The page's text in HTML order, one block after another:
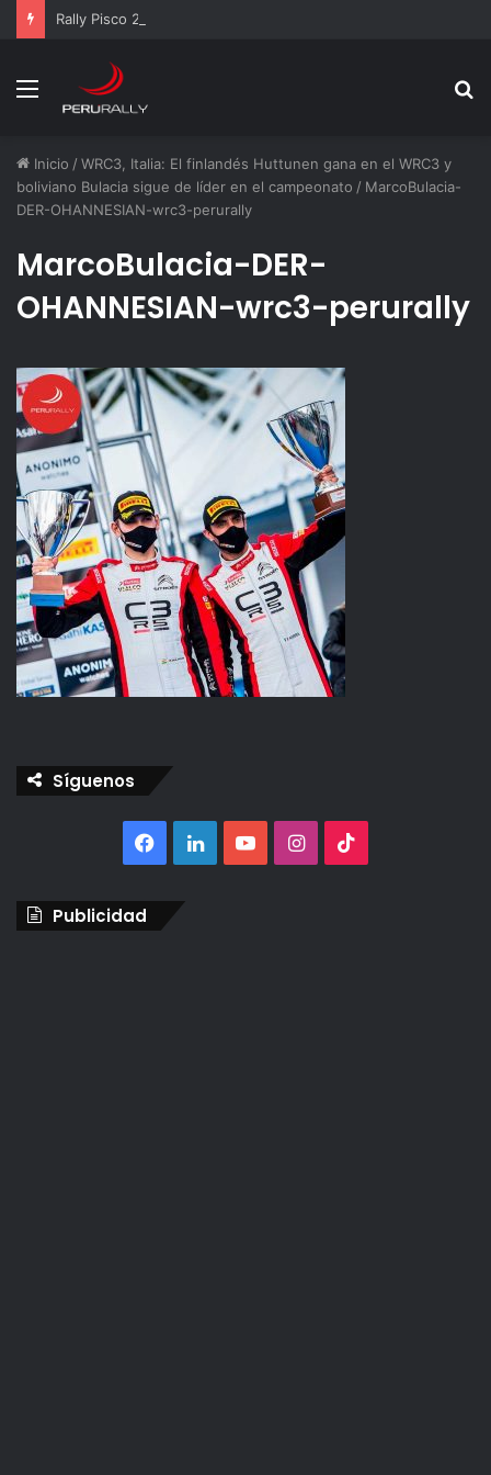
Rally Pisco 2026: todo listo para la gran final del RallyACP
Menú
Inicio / WRC3, Italia: El finlandés Huttunen gana en el WRC3 y
boliviano Bulacia sigue de líder en el campeonato / MarcoBulacia-
DER-OHANNESIAN-wrc3-perurally
MarcoBulacia-DER-
OHANNESIAN-wrc3-perurally
Síguenos
Facebook
LinkedInYouTubeInstagram
Publicidad